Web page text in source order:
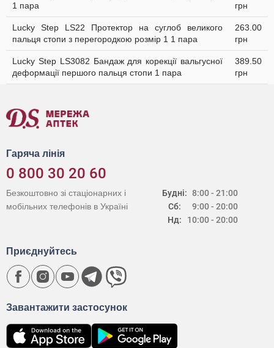
1 пара
грн
Lucky Step LS22 Протектор на суглоб великого
пальця стопи з перегородкою розмір 1 1 пара
263.00
грн
Lucky Step LS3082 Бандаж для корекції вальгусної
деформації першого пальця стопи 1 пара
389.50
грн
Гаряча лінія
0 800 30 20 60
Будні:
Сб:
Нд:
8:00 - 21:00
9:00 - 20:00
10:00 - 20:00
Безкоштовно зі стаціонарних і
мобільних телефонів в Україні
Завантажити застосунок
Приєднуйтесь